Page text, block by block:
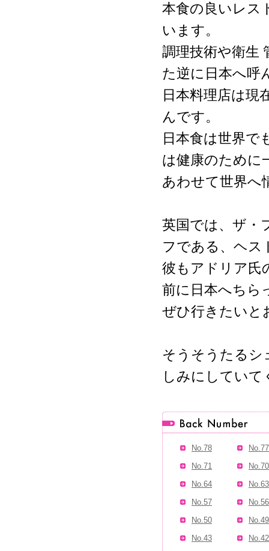
本食の良いレス
います。
調理技術や衛生
た逆に日本へ呼
日本料理店は現
んです。
日本食は世界で
は健康のために
あわせて世界へ
英国では、ザ・
フである、ヘス
彼もアドリア氏
前に日本へちら
ぜひ行きたいと
そうそうたるシ
しみにしていて
No.78
No.77
No.71
No.70
No.64
No.63
No.57
No.56
No.50
No.49
No.43
No.42